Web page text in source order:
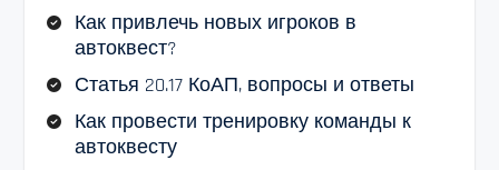
Как привлечь новых игроков в
автоквест?
Статья 20.17 КоАП, вопросы и ответы
Как провести тренировку команды к
автоквесту